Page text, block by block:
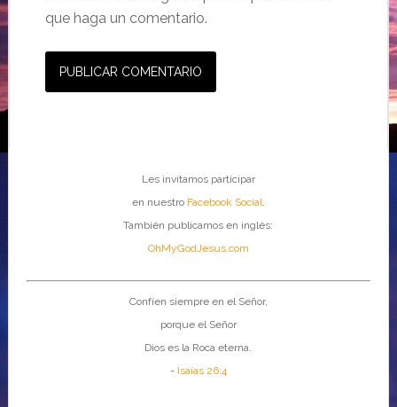
que haga un comentario.
Les invitamos participar
en nuestro Facebook Social.
También publicamos en inglés:
OhMyGodJesus.com
Confíen siempre en el Señor,
porque el Señor
Dios es la Roca eterna.
- Isaías 26:4